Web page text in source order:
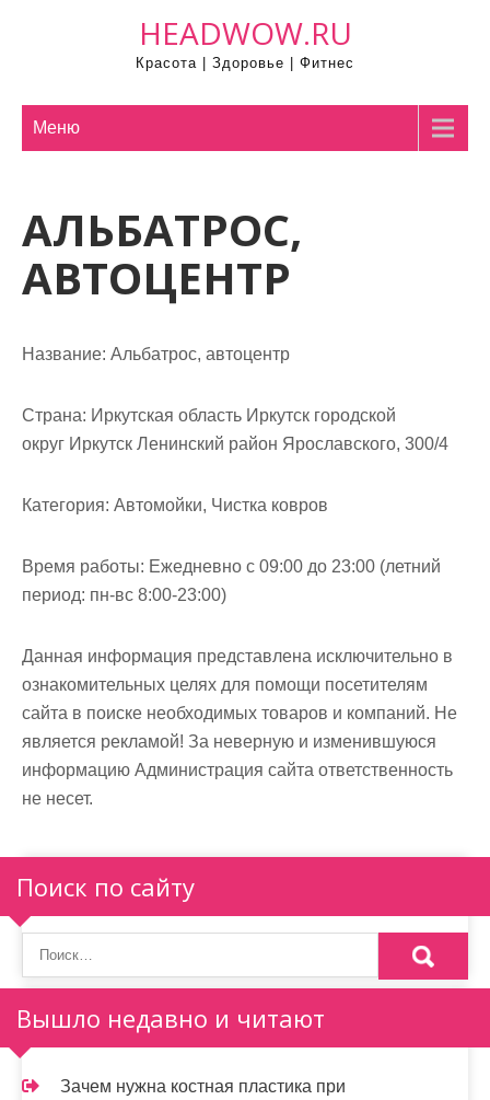
HEADWOW.RU
Красота | Здоровье | Фитнес
Меню
АЛЬБАТРОС,
АВТОЦЕНТР
Название: Альбатрос, автоцентр
Страна: Иркутская область Иркутск городской
округ Иркутск Ленинский район Ярославского, 300/4
Категория: Автомойки, Чистка ковров
Время работы: Ежедневно с 09:00 до 23:00 (летний
период: пн-вс 8:00-23:00)
Данная информация представлена исключительно в
ознакомительных целях для помощи посетителям
сайта в поиске необходимых товаров и компаний. Не
является рекламой! За неверную и изменившуюся
информацию Администрация сайта ответственность
не несет.
Поиск по сайту
Вышло недавно и читают
Зачем нужна костная пластика при